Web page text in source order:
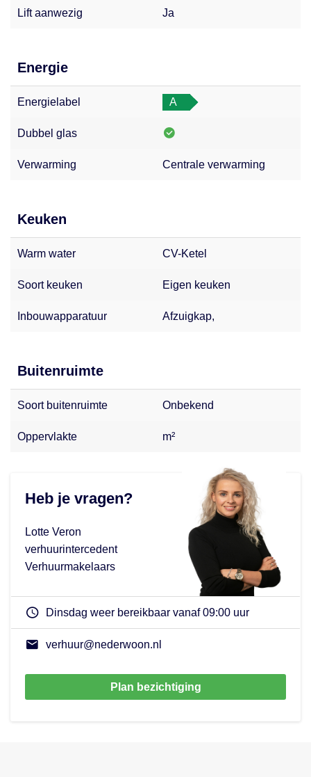
Lift aanwezig Ja
Energie
Energielabel A
Dubbel glas
Verwarming Centrale verwarming
Keuken
Warm water CV-Ketel
Soort keuken Eigen keuken
Inbouwapparatuur Afzuigkap,
Buitenruimte
Soort buitenruimte Onbekend
Oppervlakte m²
Heb je vragen?
Lotte Veron
verhuurintercedent
Verhuurmakelaars
Dinsdag weer bereikbaar vanaf 09:00 uur
verhuur@nederwoon.nl
Plan bezichtiging